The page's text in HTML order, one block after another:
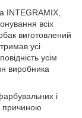
INTEGRAMIX,
всіх
виготовлений
усі
усім
виробника
і
причиною